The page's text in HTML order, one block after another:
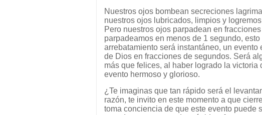
Nuestros ojos bombean secreciones
nuestros ojos lubricados, limpios y
Pero nuestros ojos parpadean en
parpadeamos en menos de 1 segundo,
arrebatamiento será instantáneo, un
de Dios en fracciones de segundos. Será
más que felices, al haber logrado la victoria
evento hermoso y glorioso.
¿Te imaginas que tan rápido será el
razón, te invito en este momento a que
toma conciencia de que este evento puede